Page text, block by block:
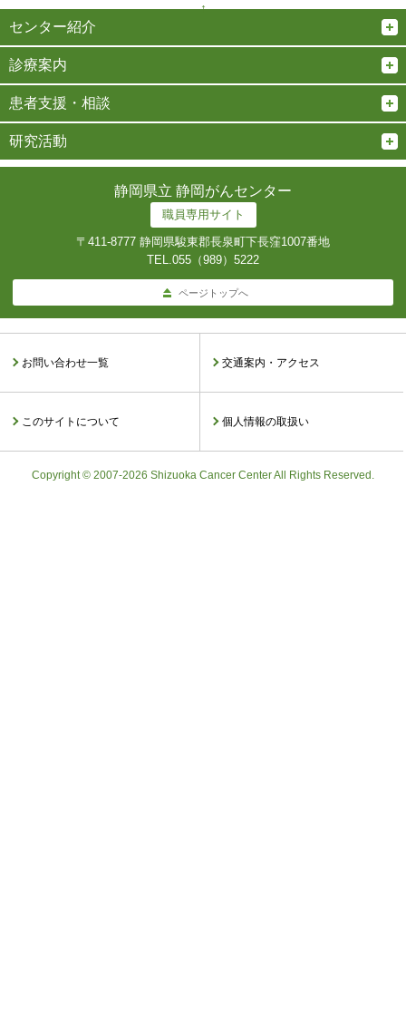
↑
センター紹介
診療案内
患者支援・相談
研究活動
静岡県立 静岡がんセンター
職員専用サイト
〒411-8777 静岡県駿東郡長泉町下長窪1007番地
TEL.055（989）5222
ページトップへ
お問い合わせ一覧 交通案内・アクセス
このサイトについて 個人情報の取扱い
Copyright © 2007-2026 Shizuoka Cancer Center All Rights Reserved.